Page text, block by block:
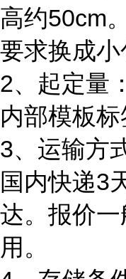
高约50cm
要求换成小
2、起定量
内部模板标
3、运输方
国内快递3
达。报价
用。